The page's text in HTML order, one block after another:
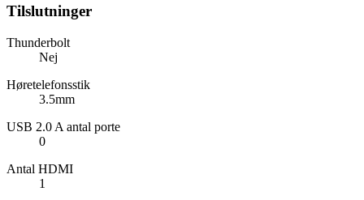
Tilslutninger
Thunderbolt
Nej
Høretelefonsstik
3.5mm
USB 2.0 A antal porte
0
Antal HDMI
1